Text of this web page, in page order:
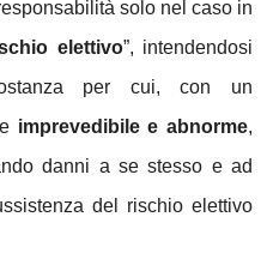
solo nel caso in
elettivo”, intendendosi
per cui, con un
imprevedibile e abnorme,
danni a se stesso e ad
del rischio elettivo